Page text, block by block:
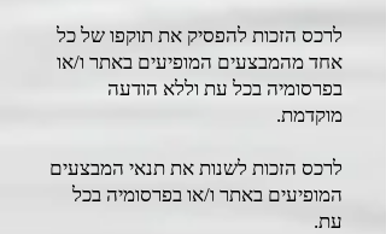
לרכס הזכות להפסיק את תוקפו של כל
אחד מהמבצעים המופיעים באתר ו/או
בפרסומיה בכל עת וללא הודעה
מוקדמת.
לרכס הזכות לשנות את תנאי המבצעים
המופיעים באתר ו/או בפרסומיה בכל
עת.